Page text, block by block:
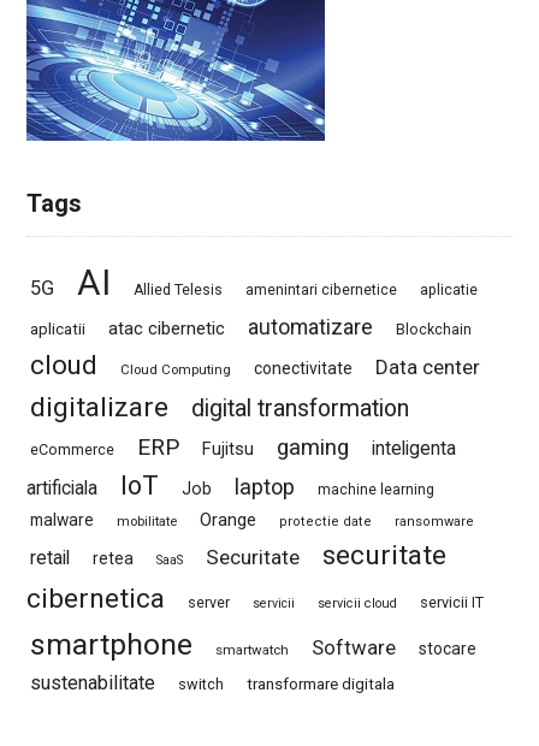
Tags
5G AI Allied Telesis amenintari cibernetice aplicatie
aplicatii atac cibernetic automatizare Blockchain
cloud Cloud Computing conectivitate Data center
digitalizare digital transformation
eCommerce ERP Fujitsu gaming
inteligenta
artificiala
IoT Job laptop machine learning
malware mobilitate Orange protectie date ransomware
retail retea SaaS Securitate
securitate
cibernetica
server servicii servicii cloud servicii IT
smartphone smartwatch Software stocare
sustenabilitate switch transformare digitala